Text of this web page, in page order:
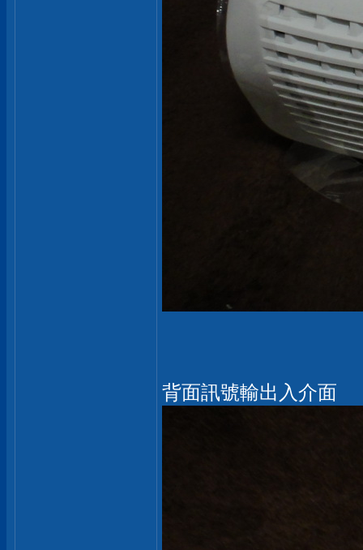
背面訊號輸出入介面